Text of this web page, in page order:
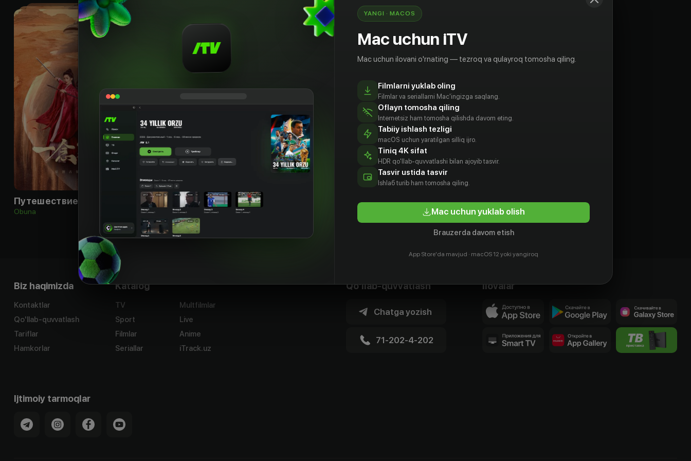
Путешествие к любви
Obuna
Biz haqimizda
Kontaktlar
Qo'llab-quvvatlash
Tariflar
Hamkorlar
Katalog
TV
Sport
Filmlar
Seriallar
Multfilmlar
Live
Anime
iTrack.uz
Qo'llab-quvvatlash
Chatga yozish
71-202-4-202
Ilovalar
Ijtimoiy tarmoqlar
YANGI · MACOS
Mac uchun iTV
Mac uchun ilovani o'rnating — tezroq va qulayroq tomosha qiling.
Filmlarni yuklab oling
Filmlar va seriallarni Mac'ingizga saqlang.
Oflayn tomosha qiling
Internetsiz ham tomosha qilishda davom eting.
Tabiiy ishlash tezligi
macOS uchun yaratilgan silliq ijro.
Tiniq 4K sifat
HDR qo'llab-quvvatlashi bilan ajoyib tasvir.
Tasvir ustida tasvir
Ishlаб turib ham tomosha qiling.
Mac uchun yuklab olish
Brauzerda davom etish
App Store'da mavjud · macOS 12 yoki yangiroq